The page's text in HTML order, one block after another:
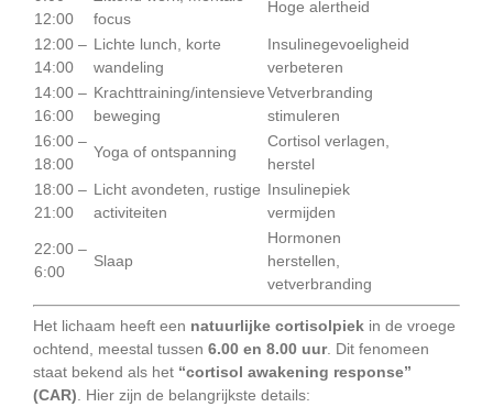
12:00
focus
Hoge alertheid
12:00 –
14:00
Lichte lunch, korte
wandeling
Insulinegevoeligheid
verbeteren
14:00 –
16:00
Krachttraining/intensieve
beweging
Vetverbranding
stimuleren
16:00 –
18:00
Yoga of ontspanning
Cortisol verlagen,
herstel
18:00 –
21:00
Licht avondeten, rustige
activiteiten
Insulinepiek
vermijden
22:00 –
6:00
Slaap
Hormonen
herstellen,
vetverbranding
Het lichaam heeft een natuurlijke cortisolpiek in de vroege
ochtend, meestal tussen 6.00 en 8.00 uur. Dit fenomeen
staat bekend als het “cortisol awakening response”
(CAR) . Hier zijn de belangrijkste details: